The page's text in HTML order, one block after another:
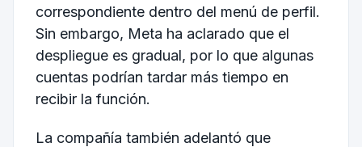
correspondiente dentro del menú de perfil.
Sin embargo, Meta ha aclarado que el
despliegue es gradual, por lo que algunas
cuentas podrían tardar más tiempo en
recibir la función.
La compañía también adelantó que